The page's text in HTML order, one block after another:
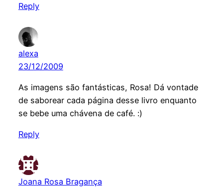
Reply
alexa
23/12/2009
As imagens são fantásticas, Rosa! Dá vontade
de saborear cada página desse livro enquanto
se bebe uma chávena de café. :)
Reply
Joana Rosa Bragança